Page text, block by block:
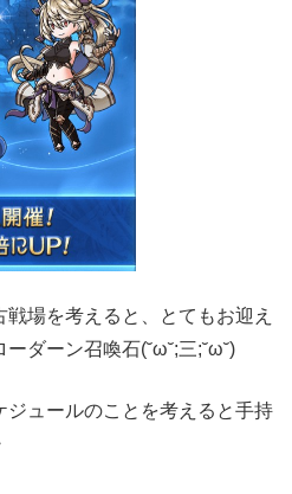
場を考えると、とてもお迎え
ダーン召喚石(˘ω˘;三;˘ω˘)
ジュールのことを考えると手持